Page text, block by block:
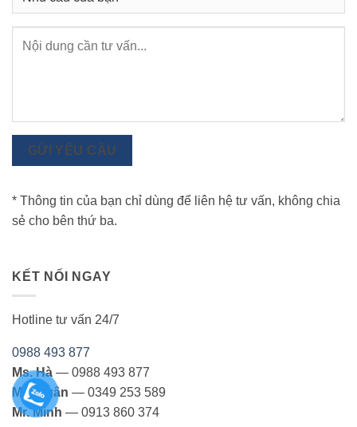
GỬI YÊU CẦU
* Thông tin của bạn chỉ dùng để liên hệ tư vấn, không chia
sẻ cho bên thứ ba.
KẾT NỐI NGAY
Hotline tư vấn 24/7
0988 493 877
Ms. Hà — 0988 493 877
Ms. Ngân — 0349 253 589
Mr. Minh — 0913 860 374